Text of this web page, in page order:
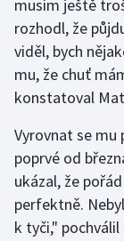
Triatlon
Veslování
Vodní slalom
Volejbal
Ostatní
musím ještě
rozhodl, že
viděl, bych
mu, že chuť
konstatoval
Vyrovnat se mu
poprvé od
ukázal, že
perfektně.
k tyči,"